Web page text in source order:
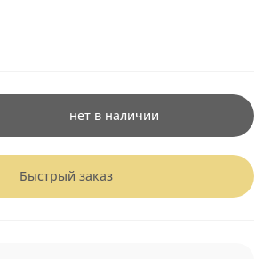
нет в наличии
Быстрый заказ